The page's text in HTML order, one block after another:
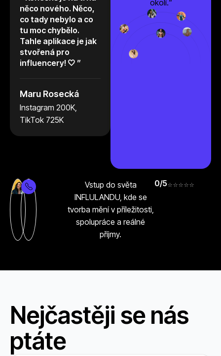
něco nového. Něco,
co tady nebylo a co
tu moc chybělo.
Tahle aplikace je jak
stvořená pro
influencery! 🤍 ”
Maru Rosecká
Instagram 200K,
TikTok 725K
zřídka setkáváme s
novými nápady a
něčím co tu ještě
není. Tahle aplikace
je důkaz toho, že
okolí.“
Vstup do světa
INFLULANDU, kde se
tvorba mění v příležitosti,
spolupráce a reálné
příjmy.
0/5⭐️⭐️⭐️⭐️⭐️
Nejčastěji se nás
ptáte